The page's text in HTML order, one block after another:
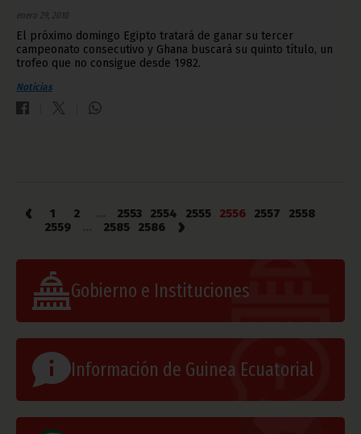
enero 29, 2010
El próximo domingo Egipto tratará de ganar su tercer
campeonato consecutivo y Ghana buscará su quinto título, un
trofeo que no consigue desde 1982.
Noticias
‹ 1 2 2553 2554 2555 2556 2557
2558
2559
2585 2586 ›
Gobierno e Instituciones
Información de Guinea Ecuatorial